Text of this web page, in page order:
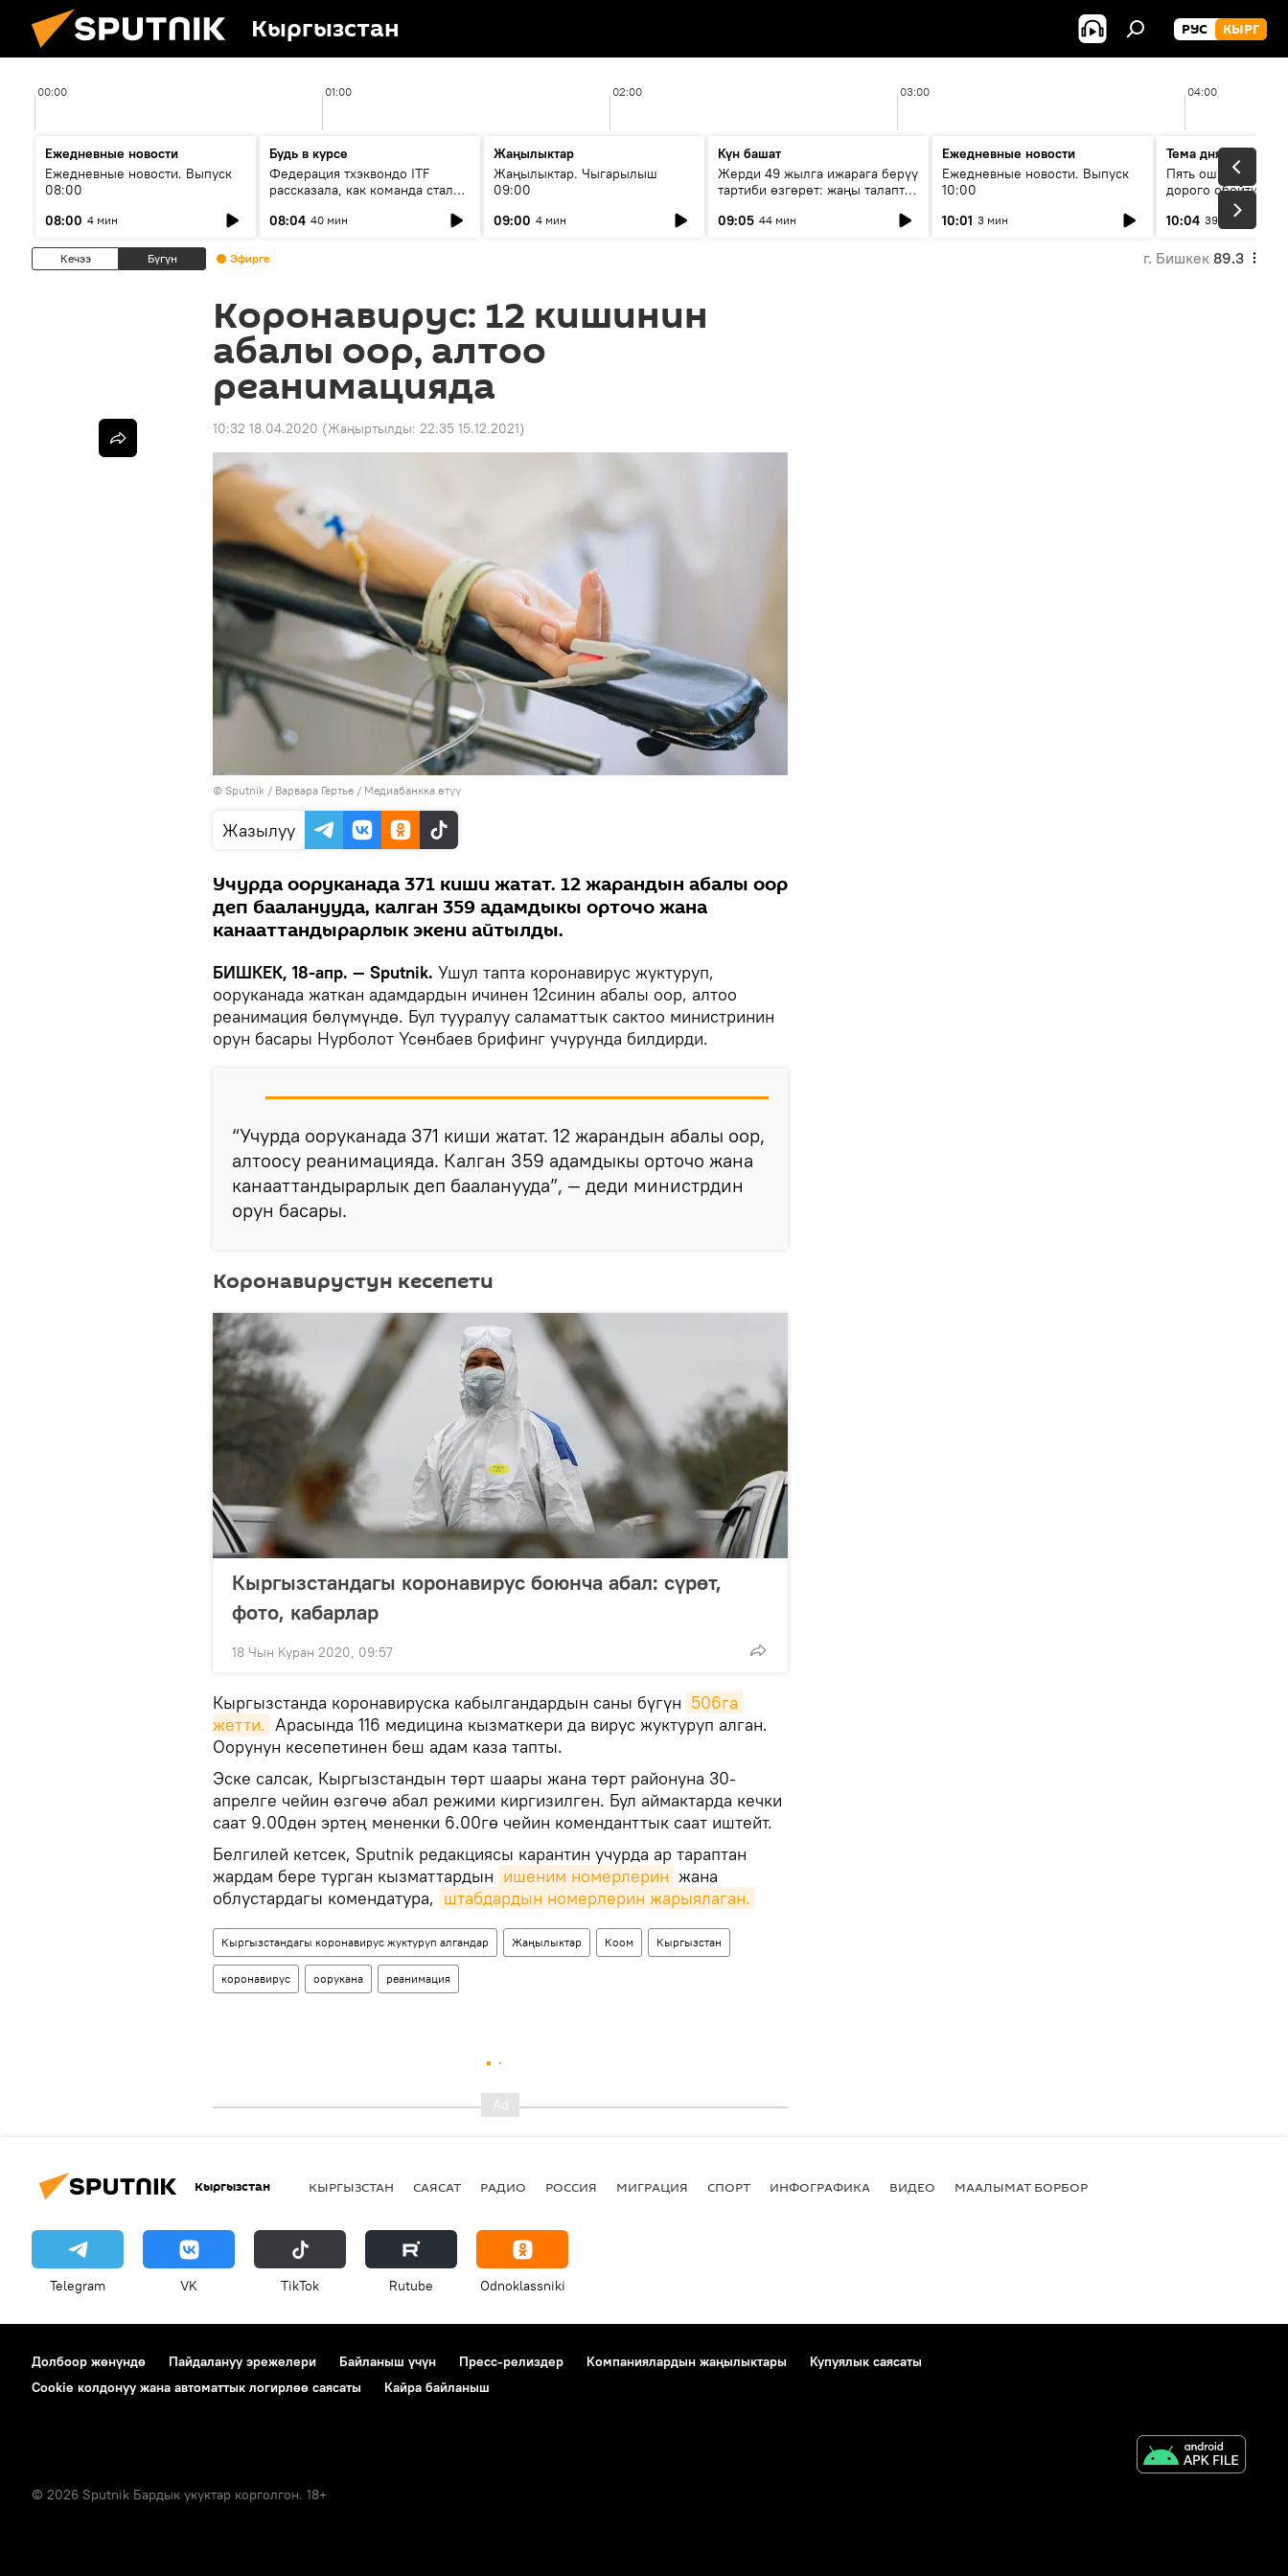
Кыргызстан РУС КЫРГ
00:00 01:00 02:00 03:00 04:00
Ежедневные новости
Ежедневные новости. Выпуск
08:00
08:00 4 мин
Будь в курсе
Федерация тхэквондо ITF
рассказала, как команда стала
08:04 40 мин
Жаңылыктар
Жаңылыктар. Чыгарылыш
09:00
09:00 4 мин
Күн башат
Жерди 49 жылга ижарага берүү
тартиби өзгөрөт: жаңы талаптар
09:05 44 мин
Ежедневные новости
Ежедневные новости. Выпуск
10:00
10:01 3 мин
Тема дня
Пять ошибок
дорого обойтись
10:04 39 мин
Кечээ Бүгүн Эфирге г. Бишкек 89.3
Коронавирус: 12 кишинин
абалы оор, алтоо
реанимацияда
10:32 18.04.2020 (Жаңыртылды: 22:35 15.12.2021)
© Sputnik / Варвара Гертье / Медиабанкка өтүү
Жазылуу
Учурда ооруканада 371 киши жатат. 12 жарандын абалы оор
деп бааланууда, калган 359 адамдыкы орточо жана
канааттандырарлык экени айтылды.
БИШКЕК, 18-апр. — Sputnik. Ушул тапта коронавирус жуктуруп,
ооруканада жаткан адамдардын ичинен 12синин абалы оор, алтоо
реанимация бөлүмүндө. Бул тууралуу саламаттык сактоо министринин
орун басары Нурболот Үсөнбаев брифинг учурунда билдирди.
“Учурда ооруканада 371 киши жатат. 12 жарандын абалы оор,
алтоосу реанимацияда. Калган 359 адамдыкы орточо жана
канааттандырарлык деп бааланууда”, — деди министрдин
орун басары.
Коронавирустун кесепети
Кыргызстандагы коронавирус боюнча абал: сүрөт,
фото, кабарлар
18 Чын Куран 2020, 09:57
Кыргызстанда коронавируска кабылгандардын саны бүгүн 506га
жетти. Арасында 116 медицина кызматкери да вирус жуктуруп алган.
Оорунун кесепетинен беш адам каза тапты.
Эске салсак, Кыргызстандын төрт шаары жана төрт районуна 30-
апрелге чейин өзгөчө абал режими киргизилген. Бул аймактарда кечки
саат 9.00дөн эртең мененки 6.00гө чейин коменданттык саат иштейт.
Белгилей кетсек, Sputnik редакциясы карантин учурда ар тараптан
жардам бере турган кызматтардын ишеним номерлерин жана
облустардагы комендатура, штабдардын номерлерин жарыялаган.
Кыргызстандагы коронавирус жуктуруп алгандар Жаңылыктар Коом Кыргызстан
коронавирус оорукана реанимация
Кыргызстан КЫРГЫЗСТАН САЯСАТ РАДИО РОССИЯ МИГРАЦИЯ СПОРТ ИНФОГРАФИКА ВИДЕО МААЛЫМАТ БОРБОР
Telegram VK ТikТоk Rutube Odnoklassniki
Долбоор жөнүндө Пайдалануу эрежелери Байланыш үчүн Пресс-релиздер Компаниялардын жаңылыктары
Купуялык саясаты
Cookie колдонуу жана автоматтык логирлөө саясаты
Кайра байланыш
© 2026 Sputnik Бардык укуктар корголгон. 18+